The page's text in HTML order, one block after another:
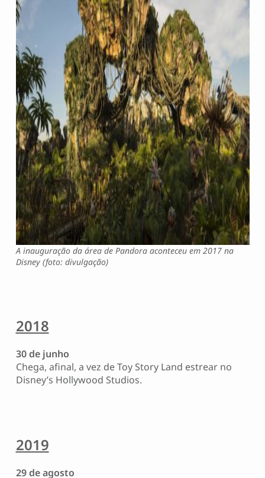
A inauguração da área de Pandora aconteceu em 2017 na
Disney (foto: divulgação)
2018
30 de junho
Chega, afinal, a vez de Toy Story Land estrear no
Disney’s Hollywood Studios.
2019
29 de agosto